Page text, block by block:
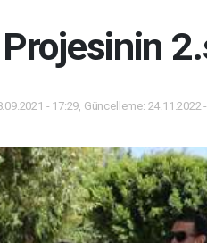
- 17:29, Güncelleme: 24.11.2022